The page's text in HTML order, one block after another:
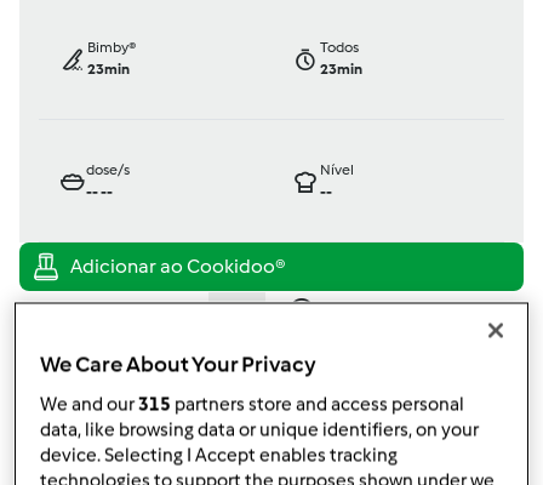
Bimby®
23min
Todos
23min
dose/s
----
Nível
--
TM31
published: 29.06.2010
Adicionar às minhas coleções
Partilhar receita
We Care About Your Privacy
We and our315 partners store and access personal
data, like browsing data or unique identifiers, on your
device. Selecting I Accept enables tracking